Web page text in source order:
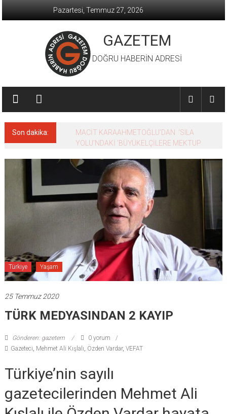
Pazartesi, Temmuz 27, 2026
GAZETEM
DOĞRU HABERİN ADRESİ
Son dakika:
MACİT KARAAHMETOĞLU’DAN ‘SILA
YOLU’NDAKİ ’BÜYÜKELÇİLERE MEKTUP
Türkiye Yaşam
25 Temmuz 2020
TÜRK MEDYASINDAN 2 KAYIP
Gönderen: gazetem
0 yorum
Gazeteci, Mehmet Ali Kışlalı, Özden Vardar, VEFAT
Türkiye’nin sayılı
gazetecilerinden Mehmet Ali